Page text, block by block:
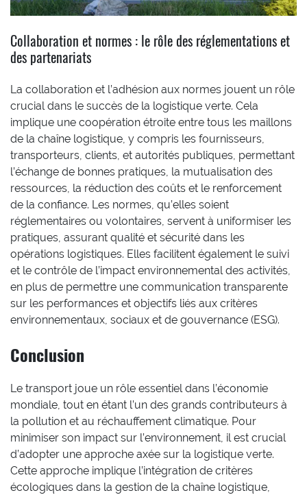
Collaboration et normes : le rôle des réglementations et
des partenariats
La collaboration et l’adhésion aux normes jouent un rôle
crucial dans le succès de la logistique verte. Cela
implique une coopération étroite entre tous les maillons
de la chaîne logistique, y compris les fournisseurs,
transporteurs, clients, et autorités publiques, permettant
l’échange de bonnes pratiques, la mutualisation des
ressources, la réduction des coûts et le renforcement
de la confiance. Les normes, qu’elles soient
réglementaires ou volontaires, servent à uniformiser les
pratiques, assurant qualité et sécurité dans les
opérations logistiques. Elles facilitent également le suivi
et le contrôle de l’impact environnemental des activités,
en plus de permettre une communication transparente
sur les performances et objectifs liés aux critères
environnementaux, sociaux et de gouvernance (ESG).
Conclusion
Le transport joue un rôle essentiel dans l’économie
mondiale, tout en étant l’un des grands contributeurs à
la pollution et au réchauffement climatique. Pour
minimiser son impact sur l’environnement, il est crucial
d’adopter une approche axée sur la logistique verte.
Cette approche implique l’intégration de critères
écologiques dans la gestion de la chaîne logistique,